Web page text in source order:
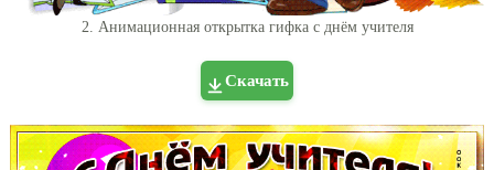
2. Анимационная открытка гифка с днём учителя
Скачать